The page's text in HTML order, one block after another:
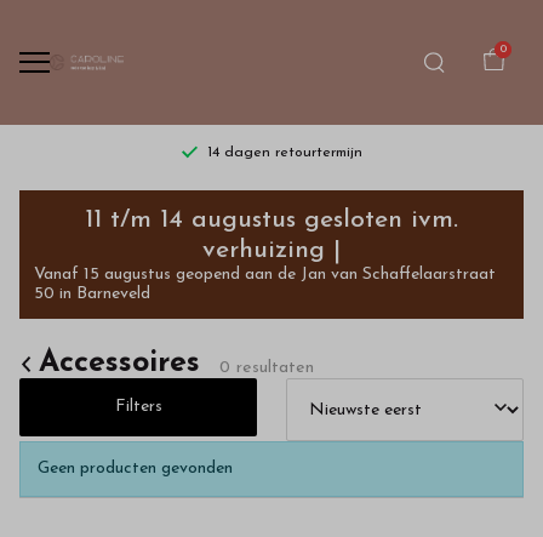
0
14 dagen retourtermijn
Accessoires
Bestel
kinderkleding
hoge
kwaliteit
11 t/m 14 augustus gesloten ivm.
verhuizing |
Vanaf 15 augustus geopend aan de Jan van Schaffelaarstraat
50 in Barneveld
Accessoires 0 resultaten
Filters
Geen producten gevonden